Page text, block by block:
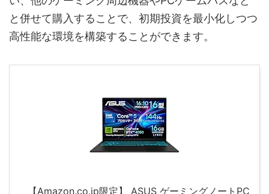
と併せて購入することで、初期投資を最小化しつつ
高性能な環境を構築することができます。
【Amazon.co.jp限定】 ASUS ゲーミングノートPC